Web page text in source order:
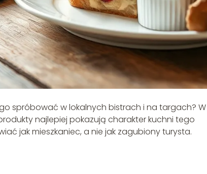
spróbować w lokalnych bistrach i na targach? W
najlepiej pokazują charakter kuchni tego
jak mieszkaniec, a nie jak zagubiony turysta.